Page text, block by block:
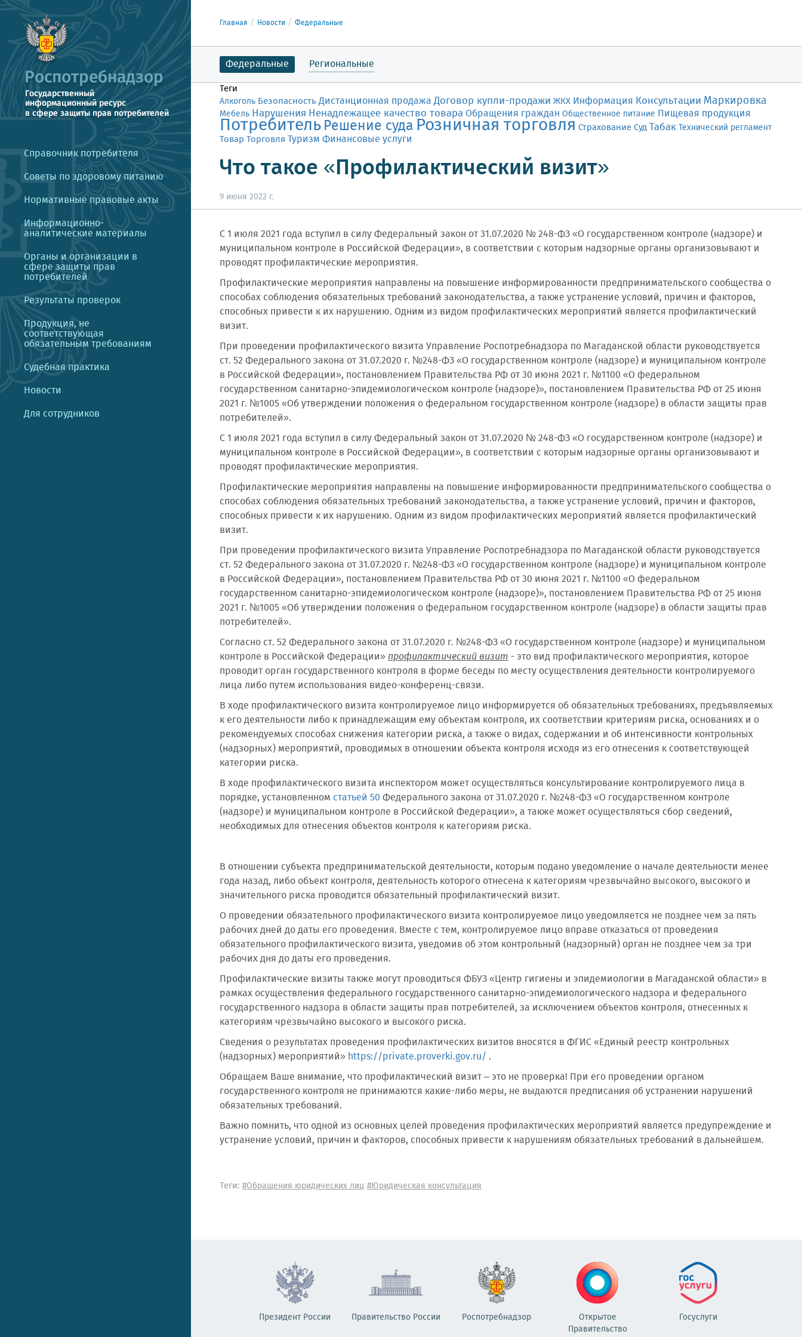
Справочник потребителя
Советы по здоровому питанию
Нормативные правовые акты
Информационно-
аналитические материалы
Органы и организации в
сфере защиты прав
потребителей
Результаты проверок
Продукция, не
соответствующая
обязательным требованиям
Судебная практика
Новости
Для сотрудников
Главная Новости Федеральные
Федеральные Региональные
Теги
Алкоголь БезопасностьДистанционная продажа Договор купли-продажи ЖКХ Информация Консультации Маркировка
Мебель Нарушения Ненадлежащее качество товара Обращения граждан Общественное питание Пищевая продукция
ПотребительРешение суда Розничная торговля СтрахованиеСудТабакТехнический регламент
Товар Торговля Туризм Финансовые услуги
Что такое «Профилактический визит»
9 июня 2022 г.
С 1 июля 2021 года вступил в силу Федеральный закон от 31.07.2020 № 248-ФЗ «О государственном контроле (надзоре) и
муниципальном контроле в Российской Федерации», в соответствии с которым надзорные органы организовывают и
проводят профилактические мероприятия.
Профилактические мероприятия направлены на повышение информированности предпринимательского сообщества о
способах соблюдения обязательных требований законодательства, а также устранение условий, причин и факторов,
способных привести к их нарушению. Одним из видом профилактических мероприятий является профилактический
визит.
При проведении профилактического визита Управление Роспотребнадзора по Магаданской области руководствуется
ст. 52 Федерального закона от 31.07.2020 г. №248-ФЗ «О государственном контроле (надзоре) и муниципальном контроле
в Российской Федерации», постановлением Правительства РФ от 30 июня 2021 г. №1100 «О федеральном
государственном санитарно-эпидемиологическом контроле (надзоре)», постановлением Правительства РФ от 25 июня
2021 г. №1005 «Об утверждении положения о федеральном государственном контроле (надзоре) в области защиты прав
потребителей».
С 1 июля 2021 года вступил в силу Федеральный закон от 31.07.2020 № 248-ФЗ «О государственном контроле (надзоре) и
муниципальном контроле в Российской Федерации», в соответствии с которым надзорные органы организовывают и
проводят профилактические мероприятия.
Профилактические мероприятия направлены на повышение информированности предпринимательского сообщества о
способах соблюдения обязательных требований законодательства, а также устранение условий, причин и факторов,
способных привести к их нарушению. Одним из видом профилактических мероприятий является профилактический
визит.
При проведении профилактического визита Управление Роспотребнадзора по Магаданской области руководствуется
ст. 52 Федерального закона от 31.07.2020 г. №248-ФЗ «О государственном контроле (надзоре) и муниципальном контроле
в Российской Федерации», постановлением Правительства РФ от 30 июня 2021 г. №1100 «О федеральном
государственном санитарно-эпидемиологическом контроле (надзоре)», постановлением Правительства РФ от 25 июня
2021 г. №1005 «Об утверждении положения о федеральном государственном контроле (надзоре) в области защиты прав
потребителей».
Согласно ст. 52 Федерального закона от 31.07.2020 г. №248-ФЗ «О государственном контроле (надзоре) и муниципальном
контроле в Российской Федерации»профилактический визит - это вид профилактического мероприятия, которое
проводит орган государственного контроля в форме беседы по месту осуществления деятельности контролируемого
лица либо путем использования видео-конференц-связи.
В ходе профилактического визита контролируемое лицо информируется об обязательных требованиях, предъявляемых
к его деятельности либо к принадлежащим ему объектам контроля, их соответствии критериям риска, основаниях и о
рекомендуемых способах снижения категории риска, а также о видах, содержании и об интенсивности контрольных
(надзорных) мероприятий, проводимых в отношении объекта контроля исходя из его отнесения к соответствующей
категории риска.
В ходе профилактического визита инспектором может осуществляться консультирование контролируемого лица в
порядке, установленном статьей 50 Федерального закона от 31.07.2020 г. №248-ФЗ «О государственном контроле
(надзоре) и муниципальном контроле в Российской Федерации», а также может осуществляться сбор сведений,
необходимых для отнесения объектов контроля к категориям риска.
В отношении субъекта предпринимательской деятельности, которым подано уведомление о начале деятельности менее
года назад, либо объект контроля, деятельность которого отнесена к категориям чрезвычайно высокого, высокого и
значительного риска проводится обязательный профилактический визит.
О проведении обязательного профилактического визита контролируемое лицо уведомляется не позднее чем за пять
рабочих дней до даты его проведения. Вместе с тем, контролируемое лицо вправе отказаться от проведения
обязательного профилактического визита, уведомив об этом контрольный (надзорный) орган не позднее чем за три
рабочих дня до даты его проведения.
Профилактические визиты также могут проводиться ФБУЗ «Центр гигиены и эпидемиологии в Магаданской области» в
рамках осуществления федерального государственного санитарно-эпидемиологического надзора и федерального
государственного надзора в области защиты прав потребителей, за исключением объектов контроля, отнесенных к
категориям чрезвычайно высокого и высокого риска.
Сведения о результатах проведения профилактических визитов вносятся в ФГИС «Единый реестр контрольных
(надзорных) мероприятий» https://private.proverki.gov.ru/ .
Обращаем Ваше внимание, что профилактический визит – это не проверка! При его проведении органом
государственного контроля не принимаются какие-либо меры, не выдаются предписания об устранении нарушений
обязательных требований.
Важно помнить, что одной из основных целей проведения профилактических мероприятий является предупреждение и
устранение условий, причин и факторов, способных привести к нарушениям обязательных требований в дальнейшем.
Теги: #Обращения юридических лиц #Юридическая консультация
Президент России Правительство России Роспотребнадзор
Открытое
Правительство
Госуслуги